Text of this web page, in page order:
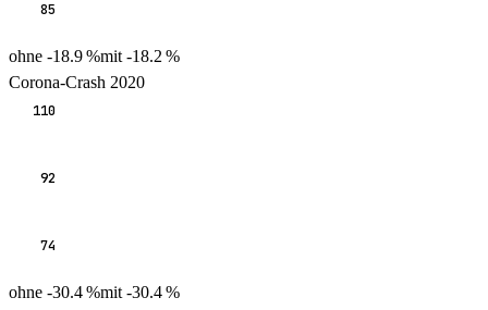
85
ohne -18.9%mit-18.2%
Corona-Crash 2020
74
92
110
ohne -30.4%mit-30.4%